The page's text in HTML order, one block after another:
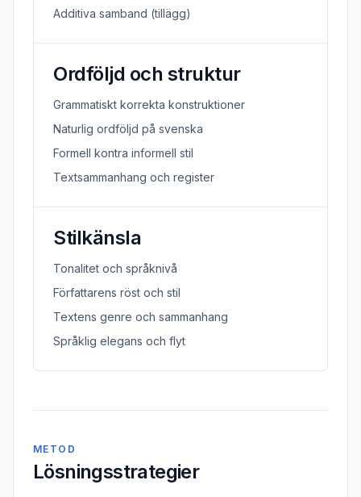
Additiva samband (tillägg)
Ordföljd och struktur
Grammatiskt korrekta konstruktioner
Naturlig ordföljd på svenska
Formell kontra informell stil
Textsammanhang och register
Stilkänsla
Tonalitet och språknivå
Författarens röst och stil
Textens genre och sammanhang
Språklig elegans och flyt
METOD
Lösningsstrategier